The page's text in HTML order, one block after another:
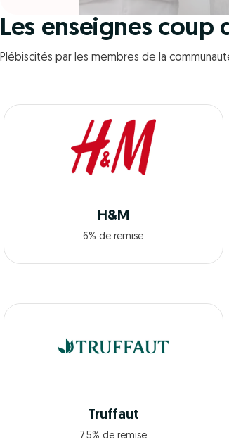
Les enseignes
Plébiscités par les membres de la
H&M
6% de remise
Truffaut
7.5% de remise